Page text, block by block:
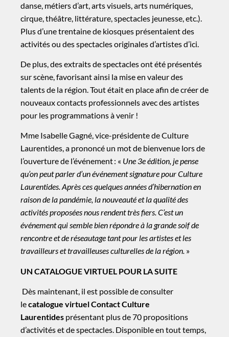
danse, métiers d’art, arts visuels, arts numériques,
cirque, théâtre, littérature, spectacles jeunesse, etc.).
Plus d’une trentaine de kiosques présentaient des
activités ou des spectacles originales d’artistes d’ici.
De plus, des extraits de spectacles ont été présentés
sur scène, favorisant ainsi la mise en valeur des
talents de la région. Tout était en place afin de créer de
nouveaux contacts professionnels avec des artistes
pour les programmations à venir !
Mme Isabelle Gagné, vice-présidente de Culture
Laurentides, a prononcé un mot de bienvenue lors de
l’ouverture de l’événement : « Une 3e édition, je pense
qu’on peut parler d’un événement signature pour Culture
Laurentides. Après ces quelques années d’hibernation en
raison de la pandémie, la nouveauté et la qualité des
activités proposées nous rendent très fiers. C’est un
événement qui semble bien répondre à la grande soif de
rencontre et de réseautage tant pour les artistes et les
travailleurs et travailleuses culturelles de la région. »
UN CATALOGUE VIRTUEL POUR LA SUITE
Dès maintenant, il est possible de consulter
lecatalogue virtuel Contact Culture
Laurentides présentant plus de 70 propositions
d’activités et de spectacles. Disponible en tout temps,